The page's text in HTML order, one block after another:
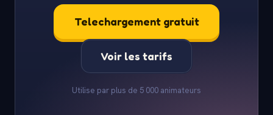
Telechargement gratuit
Voir les tarifs
Utilise par plus de 5 000 animateurs